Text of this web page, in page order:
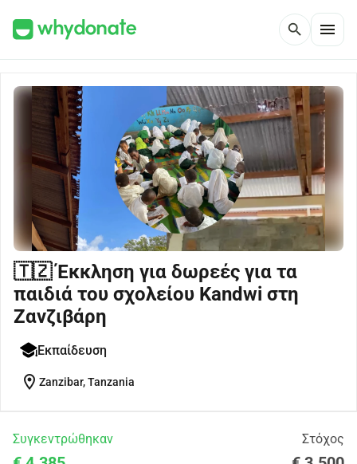
search menu
🇹🇿 Έκκληση για δωρεές για τα
παιδιά του σχολείου Kandwi στη
Ζανζιβάρη
Εκπαίδευση
location_on Zanzibar, Tanzania
Συγκεντρώθηκαν Στόχος